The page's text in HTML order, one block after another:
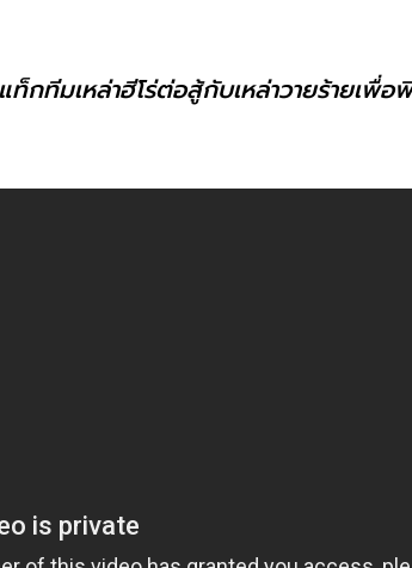
ทีมเหล่าฮีโร่ต่อสู้กับเหล่าวายร้ายเพื่อ